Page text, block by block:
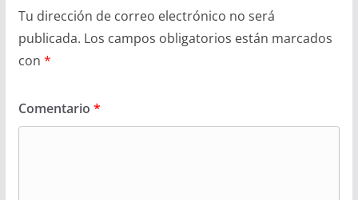
Tu dirección de correo electrónico no será
publicada. Los campos obligatorios están marcados
con *
Comentario *